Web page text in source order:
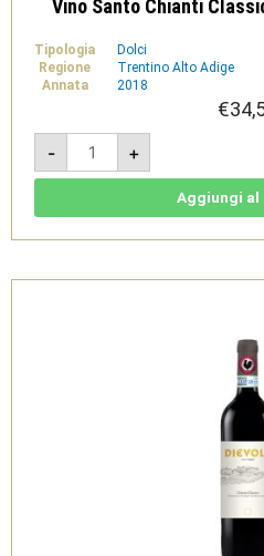
Vino Santo Chianti
Tipologia
Dolci
Regione
Trentino Alto Adige
Annata
2018
€
-
Vino
Santo
Chianti
Classico
Dievole
+
Aggiungi al